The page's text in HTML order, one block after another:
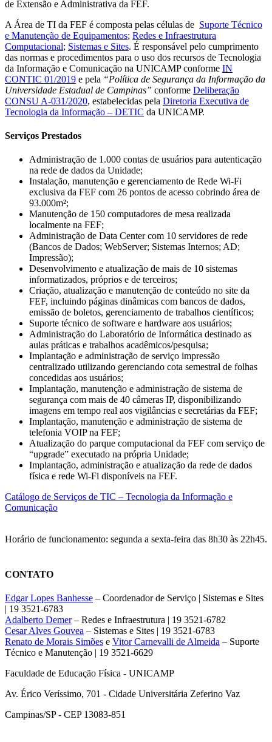
de Extensão e Administrativa da FEF.
A Área de TI da FEF é composta pelas células de Suporte Técnico
e Manutenção de Equipamentos; Redes e Infraestrutura
Computacional; Sistemas e Sites. É responsável pelo cumprimento
das normas e procedimentos para o uso dos recursos de Tecnologia
da Informação e Comunicação na UNICAMP conforme IN
CONTIC 01/2019 e pela “Política de Segurança da Informação da
Universidade Estadual de Campinas” conforme Deliberação
CONSU A-031/2020, estabelecidas pela Diretoria Executiva de
Tecnologia da Informação – DETIC da UNICAMP.
Serviços Prestados
Administração de 1.000 contas de usuários para autenticação
na rede de dados da Unidade;
Instalação, manutenção e gerenciamento de Rede Wi-Fi
exclusiva da FEF com 26 pontos de acesso cobrindo área de
93.000m²;
Manutenção de 150 computadores de mesa realizada
localmente na FEF;
Administração de Data Center com 10 servidores de rede
(Bancos de Dados; WebServer; Sistemas Internos; AD;
Impressão);
Desenvolvimento e atualização de mais de 10 sistemas
informatizados, próprios e de terceiros;
Criação, atualização e manutenção de conteúdo no site da
FEF, incluindo páginas dinâmicas com bancos de dados,
emissão de boletos, gerenciamento de trabalhos científicos;
Suporte técnico de software e hardware aos usuários;
Administração do Laboratório de Informática destinado as
aulas práticas e trabalhos acadêmicos/pesquisa;
Implantação e administração de serviço impressão
centralizado utilizando gerenciando cota semestral de folhas
concedidas aos usuários;
Implantação, manutenção e administração de sistema de
segurança com mais de 40 câmeras IP, disponibilizando
imagens em tempo real aos vigilâncias e secretárias da FEF;
Implantação, manutenção e administração de sistema de
telefonia VOIP na FEF;
Atualização do parque computacional da FEF com serviço de
“upgrade” executado na própria Unidade;
Implantação, administração e atualização da rede de dados
física e rede Wi-Fi disponíveis na FEF.
Catálogo de Serviços de TIC – Tecnologia da Informação e
Comunicação
Horário de funcionamento: segunda a sexta-feira das 8h30 às 22h45.
CONTATO
Edgar Lopes Banhesse – Coordenador de Serviço | Sistemas e Sites
| 19 3521-6783
Adalberto Demer– Redes e Infraestrutura | 19 3521-6782
Cesar Alves Gouvea – Sistemas e Sites | 19 3521-6783
Renato de Morais Simões e Vitor Carnevalli de Almeida – Suporte
Técnico e Manutenção | 19 3521-6629
Faculdade de Educação Física - UNICAMP
Av. Érico Veríssimo, 701 - Cidade Universitária Zeferino Vaz
Campinas/SP - CEP 13083-851